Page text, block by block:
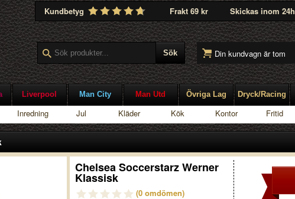
Kundbetyg Frakt 69 kr Skickas inom 24h
Din kundvagn är tom
Liverpool Man City Man Utd Övriga Lag Dryck/Racing
Inredning Jul Kläder Kök Kontor Fritid
Chelsea Soccerstarz Werner
Klassisk
(0 omdömen)